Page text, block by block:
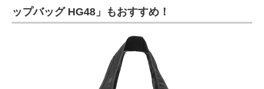
ップバッグ HG48」もおすすめ！